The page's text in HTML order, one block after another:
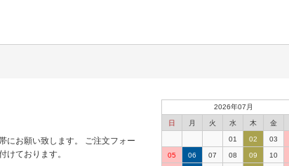
にお願い致します。 ご注文フォー
けております。
2026年07月
日 月 火 水 木 金
01 02 03
05 06 07 08 09 10